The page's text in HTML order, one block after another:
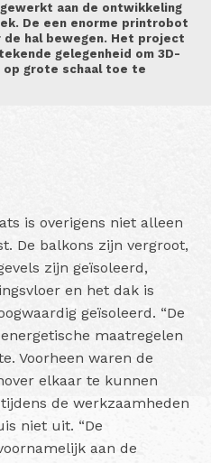
aan de ontwikkeling
De een enorme printrobot
de hal bewegen. Het project
gelegenheid om 3D-
grote schaal toe te
is overigens niet alleen
De balkons zijn vergroot,
zijn geïsoleerd,
en het dak is
geïsoleerd. “De
maatregelen
Voorheen waren de
elkaar te kunnen
de werkzaamheden
niet uit. “De
aan de